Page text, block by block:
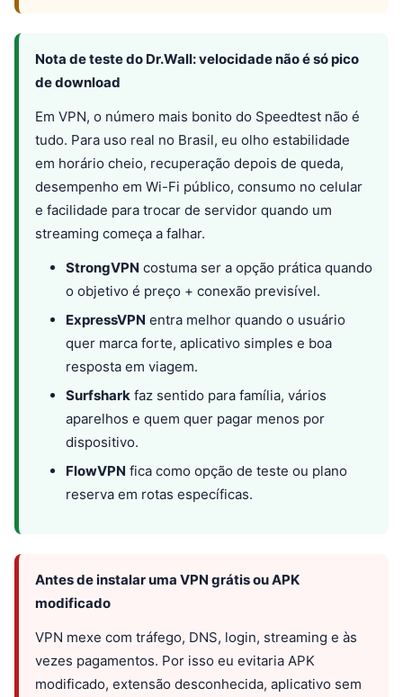
Nota de teste do Dr.Wall: velocidade não é só pico
de download
Em VPN, o número mais bonito do Speedtest não é
tudo. Para uso real no Brasil, eu olho estabilidade
em horário cheio, recuperação depois de queda,
desempenho em Wi-Fi público, consumo no celular
e facilidade para trocar de servidor quando um
streaming começa a falhar.
StrongVPN costuma ser a opção prática quando
o objetivo é preço + conexão previsível.
ExpressVPN entra melhor quando o usuário
quer marca forte, aplicativo simples e boa
resposta em viagem.
Surfsharkfaz sentido para família, vários
aparelhos e quem quer pagar menos por
dispositivo.
FlowVPN fica como opção de teste ou plano
reserva em rotas específicas.
Antes de instalar uma VPN grátis ou APK
modificado
VPN mexe com tráfego, DNS, login, streaming e às
vezes pagamentos. Por isso eu evitaria APK
modificado, extensão desconhecida, aplicativo sem